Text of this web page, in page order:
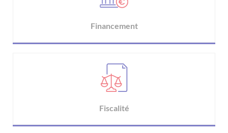
Financement
Fiscalité